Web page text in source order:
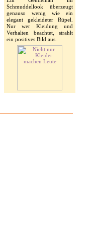
Schmuddellook überzeugt
genauso wenig wie ein
elegant gekleideter Rüpel.
Nur wer Kleidung und
Verhalten beachtet, strahlt
ein positives Bild aus.